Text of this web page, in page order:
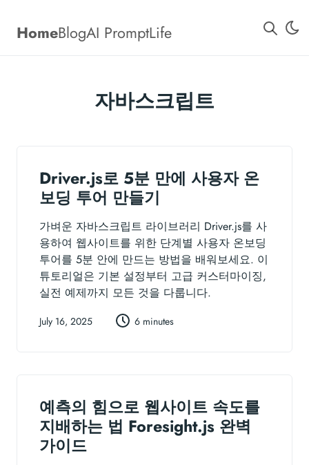
HomeBlogAI PromptLife
자바스크립트
Driver.js로 5분 만에 사용자 온
보딩 투어 만들기
가벼운 자바스크립트 라이브러리 Driver.js를 사
용하여 웹사이트를 위한 단계별 사용자 온보딩
투어를 5분 안에 만드는 방법을 배워보세요. 이
튜토리얼은 기본 설정부터 고급 커스터마이징,
실전 예제까지 모든 것을 다룹니다.
July 16, 2025 6 minutes
예측의 힘으로 웹사이트 속도를
지배하는 법 Foresight.js 완벽
가이드